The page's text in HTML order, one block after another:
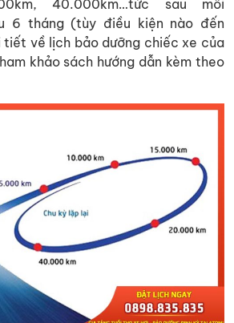
40.000km…tức sau mỗi
6 tháng (tùy điều kiện nào đến
về lịch bảo dưỡng chiếc xe của
khảo sách hướng dẫn kèm theo